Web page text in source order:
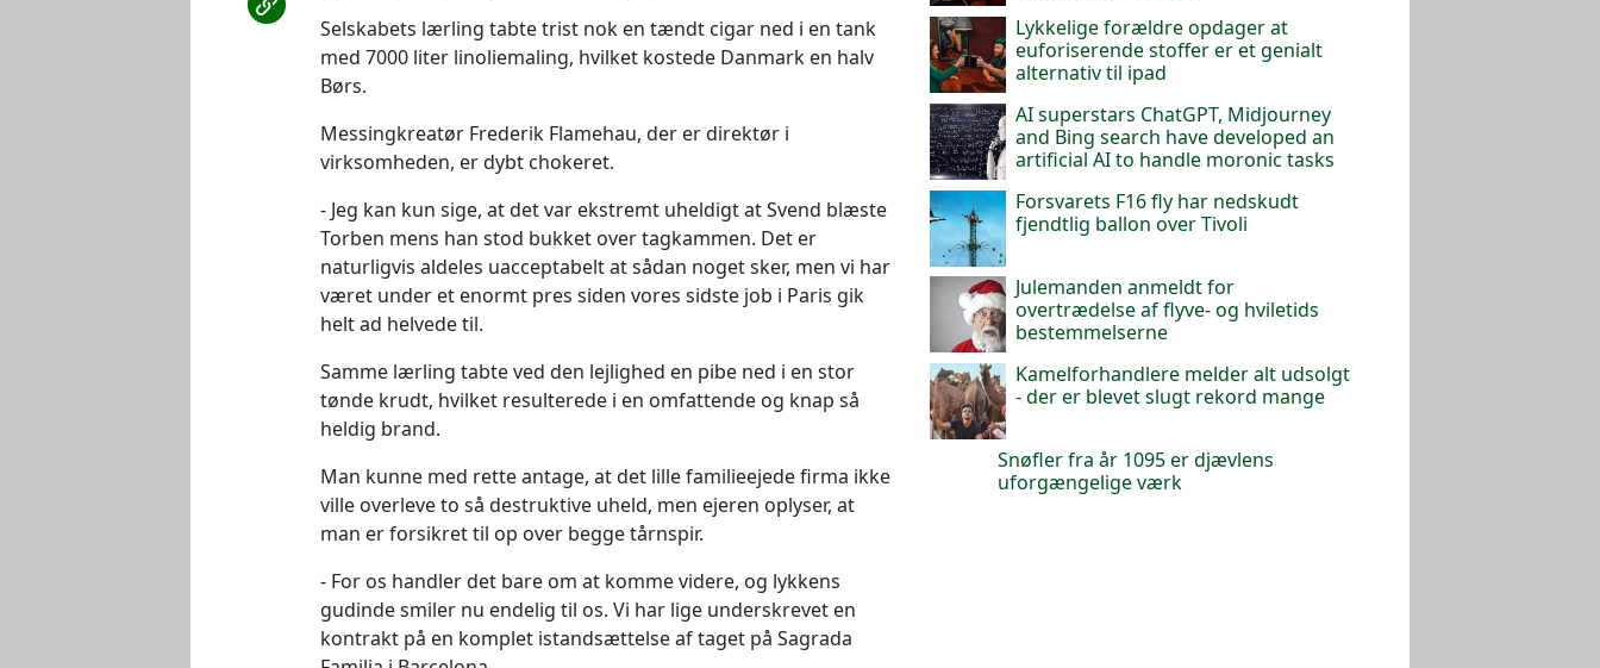
Selskabets lærling tabte trist nok en tændt cigar ned i en tank
med 7000 liter linoliemaling, hvilket kostede Danmark en halv
Børs.
Messingkreatør Frederik Flamehau, der er direktør i
virksomheden, er dybt chokeret.
Jeg kan kun sige, at det var ekstremt uheldigt at Svend blæste
Torben mens han stod bukket over tagkammen. Det er
naturligvis aldeles uacceptabelt at sådan noget sker, men vi har
været under et enormt pres siden vores sidste job i Paris gik
helt ad helvede til.
Samme lærling tabte ved den lejlighed en pibe ned i en stor
tønde krudt, hvilket resulterede i en omfattende og knap så
heldig brand.
Man kunne med rette antage, at det lille familieejede firma ikke
ville overleve to så destruktive uheld, men ejeren oplyser, at
man er forsikret til op over begge tårnspir.
For os handler det bare om at komme videre, og lykkens
gudinde smiler nu endelig til os. Vi har lige underskrevet en
kontrakt på en komplet istandsættelse af taget på Sagrada
Lykkelige forældre opdager at
euforiserende stoffer er et genialt
alternativ til ipad
AI superstars ChatGPT, Midjourney
and Bing search have developed an
artificial AI to handle moronic tasks
Forsvarets F16 fly har nedskudt
fjendtlig ballon over Tivoli
Julemanden anmeldt for
overtrædelse af flyve- og hviletids
bestemmelserne
Kamelforhandlere melder alt udsolgt
- der er blevet slugt rekord mange
Snøfler fra år 1095 er djævlens
uforgængelige værk